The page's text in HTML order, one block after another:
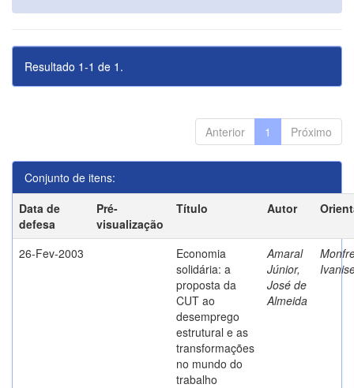
Resultado 1-1 de 1.
Anterior 1 Próximo
Conjunto de itens:
Data de
defesa
Pré-
visualização
Título Autor
26-Fev-2003
Economia
solidária: a
proposta da
CUT ao
desemprego
estrutural e as
transformações
no mundo do
trabalho
Amaral
Júnior,
José de
Almeida